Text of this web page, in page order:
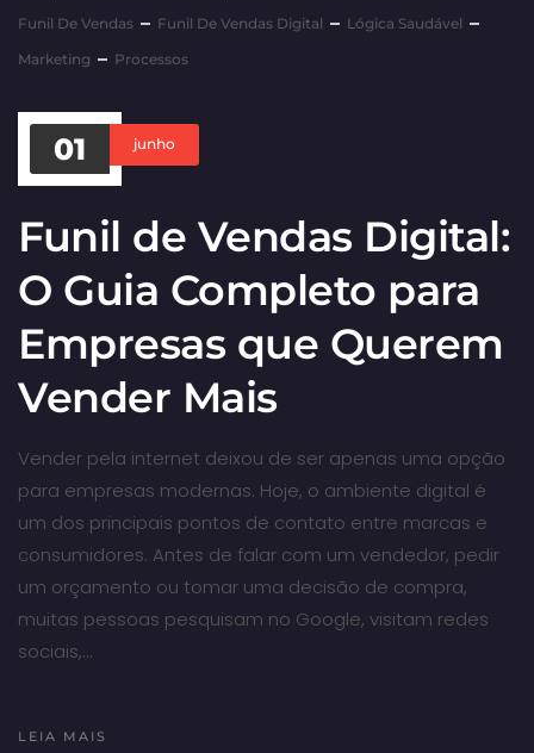
Funil De Vendas
Funil De Vendas Digital
Lógica Saudável
Marketing
Processos
01 junho
Funil de Vendas Digital:
O Guia Completo para
Empresas que Querem
Vender Mais
Vender pela internet deixou de ser apenas uma opção
para empresas modernas. Hoje, o ambiente digital é
um dos principais pontos de contato entre marcas e
consumidores. Antes de falar com um vendedor, pedir
um orçamento ou tomar uma decisão de compra,
muitas pessoas pesquisam no Google, visitam redes
sociais,…
LEIA MAIS